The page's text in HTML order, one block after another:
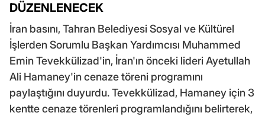
DÜZENLENECEK
İran basını, Tahran Belediyesi Sosyal ve Kültürel
İşlerden Sorumlu Başkan Yardımcısı Muhammed
Emin Tevekkülizad'in, İran'ın önceki lideri Ayetullah
Ali Hamaney'in cenaze töreni programını
paylaştığını duyurdu. Tevekkülizad, Hamaney için 3
kentte cenaze törenleri programlandığını belirterek,